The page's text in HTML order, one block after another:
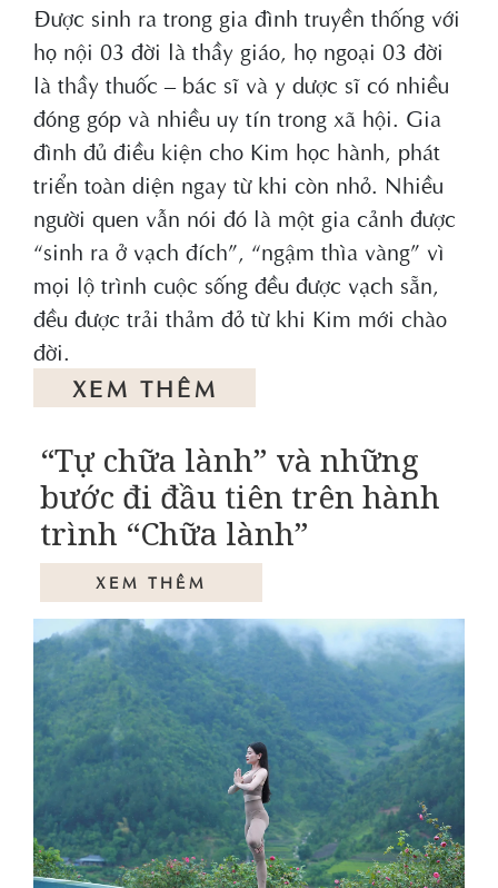
Được sinh ra trong gia đình truyền thống với
họ nội 03 đời là thầy giáo, họ ngoại 03 đời
là thầy thuốc – bác sĩ và y dược sĩ có nhiều
đóng góp và nhiều uy tín trong xã hội. Gia
đình đủ điều kiện cho Kim học hành, phát
triển toàn diện ngay từ khi còn nhỏ. Nhiều
người quen vẫn nói đó là một gia cảnh được
“sinh ra ở vạch đích”, “ngậm thìa vàng” vì
mọi lộ trình cuộc sống đều được vạch sẵn,
đều được trải thảm đỏ từ khi Kim mới chào
đời.
XEM THÊM
“Tự chữa lành” và những
bước đi đầu tiên trên hành
trình “Chữa lành”
XEM THÊM